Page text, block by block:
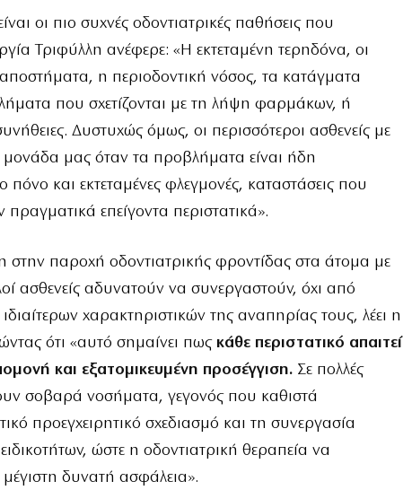
οι πιο συχνές οδοντιατρικές παθήσεις που
Τριφύλλη ανέφερε: «Η εκτεταμένη τερηδόνα, οι
αποστήματα, η περιοδοντική νόσος, τα κατάγματα
που σχετίζονται με τη λήψη φαρμάκων, ή
Δυστυχώς όμως, οι περισσότεροι ασθενείς με
μας όταν τα προβλήματα είναι ήδη
και εκτεταμένες φλεγμονές, καταστάσεις που
επείγοντα περιστατικά».
παροχή οδοντιατρικής φροντίδας στα άτομα με
ασθενείς αδυνατούν να συνεργαστούν, όχι από
χαρακτηριστικών της αναπηρίας τους, λέει η
ότι «αυτό σημαίνει πως κάθε περιστατικό απαιτεί
και εξατομικευμένη προσέγγιση. Σε πολλές
σοβαρά νοσήματα, γεγονός που καθιστά
προεγχειρητικό σχεδιασμό και τη συνεργασία
ώστε η οδοντιατρική θεραπεία να
δυνατή ασφάλεια».